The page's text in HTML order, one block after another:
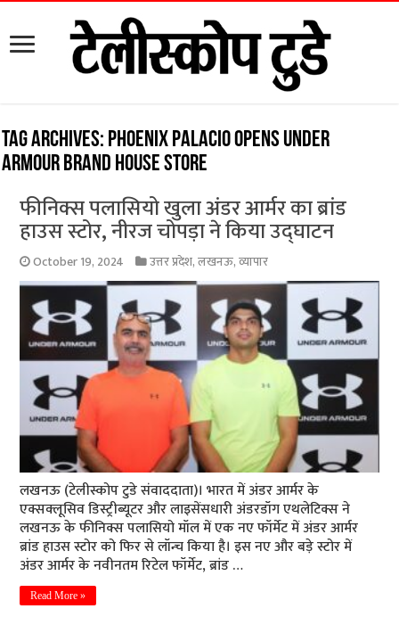
Tag Archives: Phoenix Palacio opens under
armour brand house store
फीनिक्स पलासियो खुला अंडर आर्मर का ब्रांड
हाउस स्टोर, नीरज चोपड़ा ने किया उद्घाटन
October 19, 2024 उत्तर प्रदेश,लखनऊ,व्यापार
लखनऊ (टेलीस्कोप टुडे संवाददाता)। भारत में अंडर आर्मर के
एक्सक्लूसिव डिस्ट्रीब्यूटर और लाइसेंसधारी अंडरडॉग एथलेटिक्स ने
लखनऊ के फीनिक्स पलासियो मॉल में एक नए फॉर्मेट में अंडर आर्मर
ब्रांड हाउस स्टोर को फिर से लॉन्च किया है। इस नए और बड़े स्टोर में
अंडर आर्मर के नवीनतम रिटेल फॉर्मेट, ब्रांड …
Read More »